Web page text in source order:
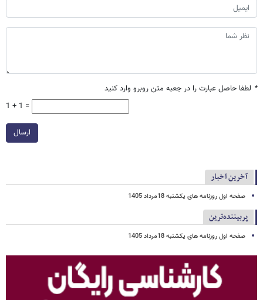
* لطفا حاصل عبارت را در جعبه متن روبرو وارد کنید
1 + 1 =
ارسال
آخرین اخبار
صفحه اول روزنامه های یکشنبه 18مرداد 1405
پربیننده‌ترین
صفحه اول روزنامه های یکشنبه 18مرداد 1405